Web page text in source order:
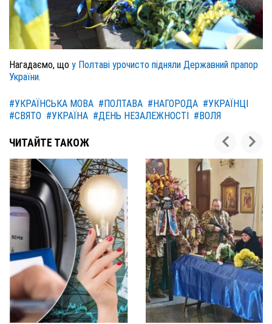
Нагадаємо, що у Полтаві урочисто підняли Державний прапор
України.
#УКРАЇНСЬКА МОВА #ПОЛТАВА #НАГОРОДА #УКРАЇНЦІ
#СВЯТО #УКРАЇНА #ДЕНЬ НЕЗАЛЕЖНОСТІ #ВОЛЯ
ЧИТАЙТЕ ТАКОЖ